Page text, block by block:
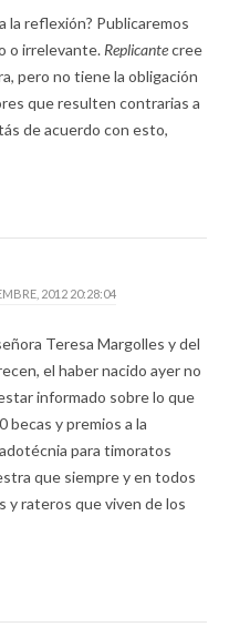
la reflexión? Publicaremos
o irrelevante. Replicantecree
pero no tiene la obligación
que resulten contrarias a
de acuerdo con esto,
2012 20:28:04
Teresa Margolles y del
el haber nacido ayer no
informado sobre lo que
becas y premios a la
para timoratos
que siempre y en todos
y rateros que viven de los